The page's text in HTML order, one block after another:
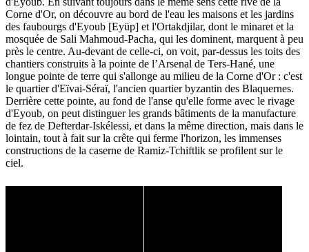
Corne d'Or, on découvre au bord de l'eau les maisons et les jardins
des faubourgs d'Eyoub [Eyüp] et l'Ortakdjilar, dont le minaret et la
mosquée de Sali Mahmoud-Pacha, qui les dominent, marquent à peu
près le centre. Au-devant de celle-ci, on voit, par-dessus les toits des
chantiers construits à la pointe de l’Arsenal de Ters-Hané, une
longue pointe de terre qui s'allonge au milieu de la Corne d'Or : c'est
le quartier d'Eïvai-Séraï, l'ancien quartier byzantin des Blaquernes.
Derrière cette pointe, au fond de l'anse qu'elle forme avec le rivage
d'Eyoub, on peut distinguer les grands bâtiments de la manufacture
de fez de Defterdar-Iskélessi, et dans la même direction, mais dans le
lointain, tout à fait sur la crête qui ferme l'horizon, les immenses
constructions de la caserne de Ramiz-Tchiftlik se profilent sur le
ciel.